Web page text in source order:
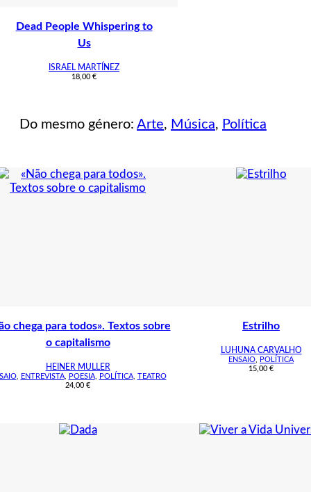
Dead People Whispering to
Us
ISRAEL MARTÍNEZ
18,00 €
Do mesmo género: Arte, Música, Política
chega para todos». Textos sobre
o capitalismo
HEINER MULLER
, ENTREVISTA, POESIA, POLÍTICA, TEATRO
24,00 €
Estrilho
LUHUNA CARVALHO
ENSAIO
POLÍTICA
15,00 €